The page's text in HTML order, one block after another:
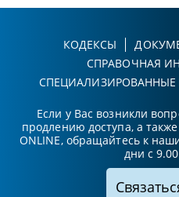
КОДЕКСЫ
СПРАВОЧНАЯ
СПЕЦИАЛИЗИРОВАННЫЕ
Если у Вас возникли
продлению доступа, а
ONLINE, обращайтесь к
дни с